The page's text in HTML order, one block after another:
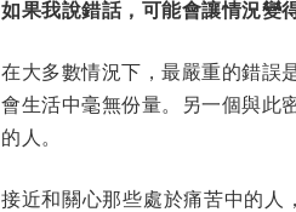
如果我說錯話，可能會讓情況變
在大多數情況下，最嚴重的錯誤
會生活中毫無份量。另一個與
的人。
接近和關心那些處於痛苦中的人